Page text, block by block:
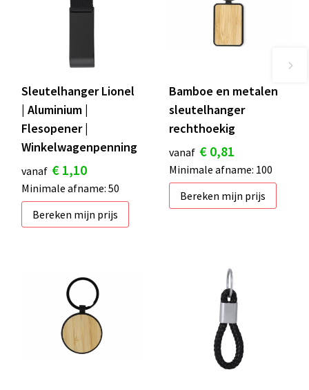
Sleutelhanger Lionel
| Aluminium |
Flesopener |
Winkelwagenpenning
vanaf € 1,10
Minimale afname: 50
Bereken mijn prijs
Bamboe en metalen
sleutelhanger
rechthoekig
vanaf € 0,81
Minimale afname: 100
Bereken mijn prijs